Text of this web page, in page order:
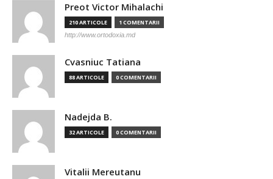
Preot Victor Mihalachi
210 ARTICOLE 1 COMENTARII
http://www.ortodoxia.md
Cvasniuc Tatiana
88 ARTICOLE 0 COMENTARII
Nadejda B.
32 ARTICOLE 0 COMENTARII
Vitalii Mereutanu